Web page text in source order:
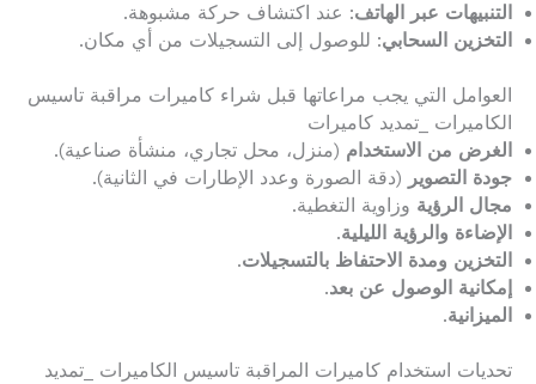
التنبيهات عبر الهاتف: عند اكتشاف حركة مشبوهة.
التخزين السحابي: للوصول إلى التسجيلات من أي مكان.
العوامل التي يجب مراعاتها قبل شراء كاميرات مراقبة تاسيس
الكاميرات _تمديد كاميرات
الغرض من الاستخدام (منزل، محل تجاري، منشأة صناعية).
جودة التصوير
(دقة الصورة وعدد الإطارات في الثانية).
مجال الرؤية وزاوية التغطية.
الإضاءة والرؤية الليلية.
التخزين ومدة الاحتفاظ بالتسجيلات.
إمكانية الوصول عن بعد.
الميزانية.
تحديات استخدام كاميرات المراقبة تاسيس الكاميرات _تمديد